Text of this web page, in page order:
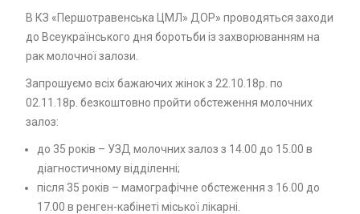
В КЗ «Першотравенська ЦМЛ» ДОР» проводяться заходи
до Всеукраїнського дня боротьби із захворюванням на
рак молочної залози.
Запрошуємо всіх бажаючих жінок з 22.10.18р. по
02.11.18р. безкоштовно пройти обстеження молочних
залоз:
до 35 років – УЗД молочних залоз з 14.00 до 15.00 в
діагностичному відділенні;
після 35 років – мамографічне обстеження з 16.00 до
17.00 в ренген-кабінеті міської лікарні.